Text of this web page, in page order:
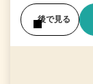
後で見る